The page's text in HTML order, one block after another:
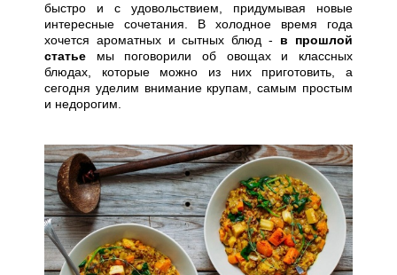
быстро и с удовольствием, придумывая новые
интересные сочетания. В холодное время года
хочется ароматных и сытных блюд - в прошлой
статье мы поговорили об овощах и классных
блюдах, которые можно из них приготовить, а
сегодня уделим внимание крупам, самым простым
и недорогим.